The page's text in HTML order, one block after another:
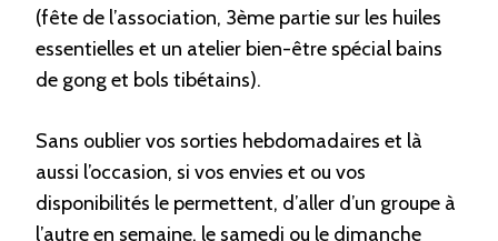
(fête de l’association, 3ème partie sur les huiles
essentielles et un atelier bien-être spécial bains
de gong et bols tibétains).
Sans oublier vos sorties hebdomadaires et là
aussi l’occasion, si vos envies et ou vos
disponibilités le permettent, d’aller d’un groupe à
l’autre en semaine, le samedi ou le dimanche